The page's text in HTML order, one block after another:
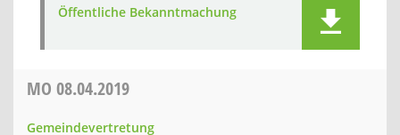
Öffentliche Bekanntmachung
MO 08.04.2019
Gemeindevertretung